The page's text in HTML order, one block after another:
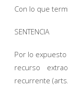
Con lo que
SENTENCIA
Por lo
recurso
recurrente (arts.